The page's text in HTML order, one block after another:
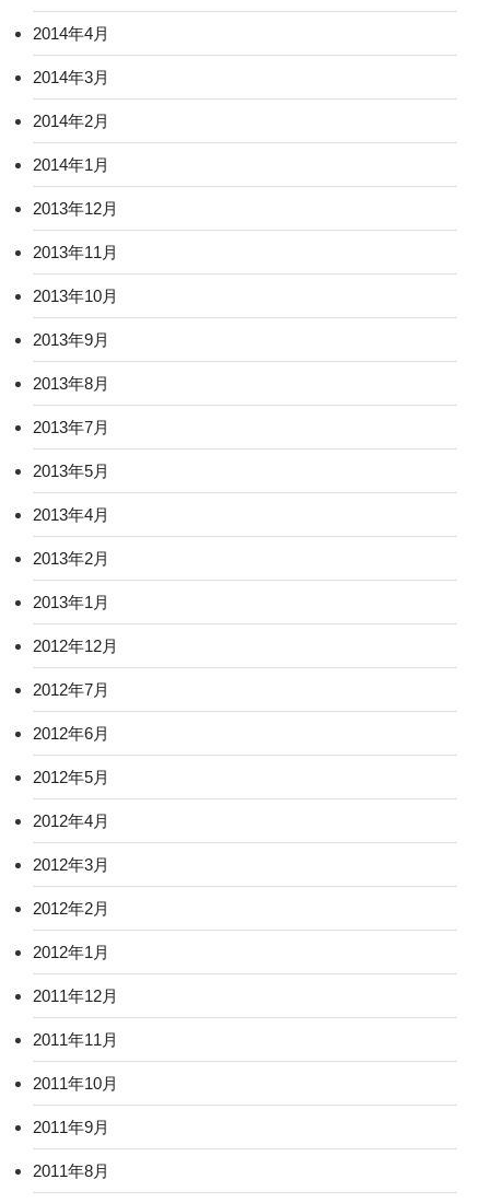
2014年4月
2014年3月
2014年2月
2014年1月
2013年12月
2013年11月
2013年10月
2013年9月
2013年8月
2013年7月
2013年5月
2013年4月
2013年2月
2013年1月
2012年12月
2012年7月
2012年6月
2012年5月
2012年4月
2012年3月
2012年2月
2012年1月
2011年12月
2011年11月
2011年10月
2011年9月
2011年8月